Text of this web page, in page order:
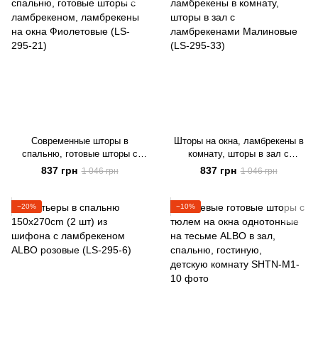
Современные шторы в
спальню, готовые шторы с
ламбрекеном, ламбрекены на
окна Фиолетовые (LS-295-21)
837 грн 1 046 грн
Шторы на окна, ламбрекены в
комнату, шторы в зал с
ламбрекенами Малиновые (LS-
295-33)
837 грн 1 046 грн
−20% −10%